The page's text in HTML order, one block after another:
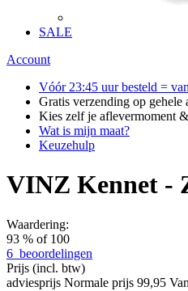
SALE
Account
Vóór 23:45 uur besteld =
Gratis verzending op gehele
Kies zelf je aflevermoment
Wat is mijn maat?
Keuzehulp
VINZ Kennet -
Waardering:
93 % of 100
6 beoordelingen
Prijs (incl. btw)
adviesprijs Normale prijs 99,95